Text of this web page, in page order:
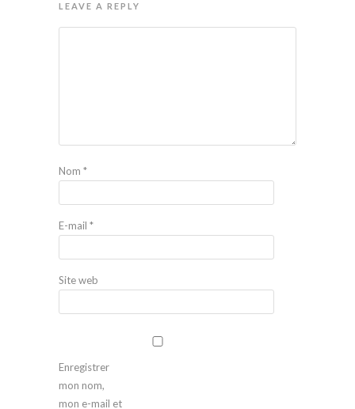
LEAVE A REPLY
Nom *
E-mail *
Site web
Enregistrer
mon nom,
mon e-mail et